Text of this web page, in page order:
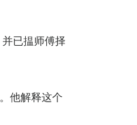
已揾师傅择
他解释这个